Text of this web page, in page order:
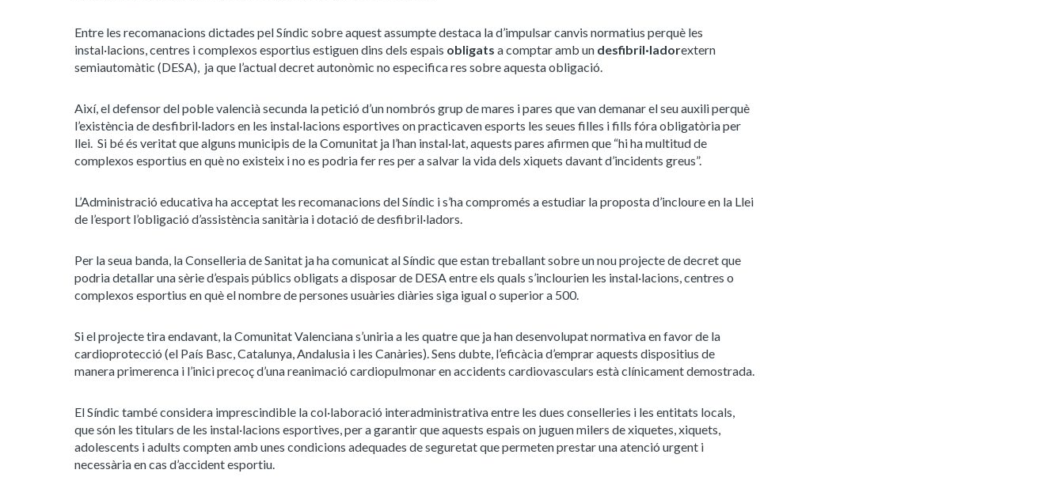
Entre les recomanacions dictades pel Síndic sobre aquest assumpte destaca la d’impulsar canvis normatius perquè les
instal·lacions, centres i complexos esportius estiguen dins dels espais obligats a comptar amb un desfibril·ladorextern
semiautomàtic (DESA), ja que l’actual decret autonòmic no especifica res sobre aquesta obligació.
Així, el defensor del poble valencià secunda la petició d’un nombrós grup de mares i pares que van demanar el seu auxili perquè
l’existència de desfibril·ladors en les instal·lacions esportives on practicaven esports les seues filles i fills fóra obligatòria per
llei. Si bé és veritat que alguns municipis de la Comunitat ja l’han instal·lat, aquests pares afirmen que “hi ha multitud de
complexos esportius en què no existeix i no es podria fer res per a salvar la vida dels xiquets davant d’incidents greus”.
L’Administració educativa ha acceptat les recomanacions del Síndic i s’ha compromés a estudiar la proposta d’incloure en la Llei
de l’esport l’obligació d’assistència sanitària i dotació de desfibril·ladors.
Per la seua banda, la Conselleria de Sanitat ja ha comunicat al Síndic que estan treballant sobre un nou projecte de decret que
podria detallar una sèrie d’espais públics obligats a disposar de DESA entre els quals s’inclourien les instal·lacions, centres o
complexos esportius en què el nombre de persones usuàries diàries siga igual o superior a 500.
Si el projecte tira endavant, la Comunitat Valenciana s’uniria a les quatre que ja han desenvolupat normativa en favor de la
cardioprotecció (el País Basc, Catalunya, Andalusia i les Canàries). Sens dubte, l’eficàcia d’emprar aquests dispositius de
manera primerenca i l’inici precoç d’una reanimació cardiopulmonar en accidents cardiovasculars està clínicament demostrada.
El Síndic també considera imprescindible la col·laboració interadministrativa entre les dues conselleries i les entitats locals,
que són les titulars de les instal·lacions esportives, per a garantir que aquests espais on juguen milers de xiquetes, xiquets,
adolescents i adults compten amb unes condicions adequades de seguretat que permeten prestar una atenció urgent i
necessària en cas d’accident esportiu.